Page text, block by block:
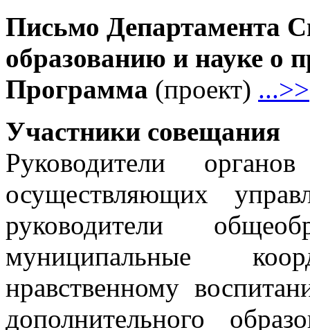
Письмо Департамента
образованию и науке о
Программа (проект) ...>>
Участники совещания
Руководители
осуществляющих
руководители
муниципальные
нравственному
дополнительного